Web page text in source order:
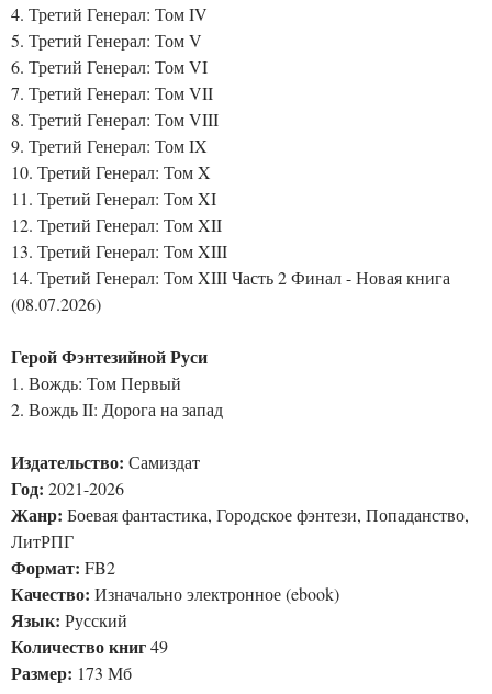
4. Третий Генерал: Том IV
5. Третий Генерал: Том V
6. Третий Генерал: Том VI
7. Третий Генерал: Том VII
8. Третий Генерал: Том VIII
9. Третий Генерал: Том IX
10. Третий Генерал: Том X
11. Третий Генерал: Том XI
12. Третий Генерал: Том XII
13. Третий Генерал: Том XIII
14. Третий Генерал: Том XIII Часть 2 Финал - Новая книга
(08.07.2026)
Герой Фэнтезийной Руси
1. Вождь: Том Первый
2. Вождь II: Дорога на запад
Издательство: Самиздат
Год: 2021-2026
Жанр: Боевая фантастика, Городское фэнтези, Попаданство,
ЛитРПГ
Формат: FB2
Качество: Изначально электронное (ebook)
Язык: Русский
Количество книг49
Размер: 173 Мб